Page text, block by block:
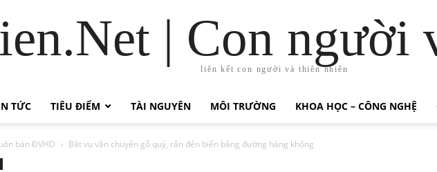
| Con người
liên kết con người và thiên nhiên
TỨC TIÊU ĐIỂM TÀI NGUYÊN MÔI TRƯỜNG KHOA HỌC – CÔNG NGHỆ
bán ĐVHD Bắt vụ vận chuyển gỗ quý, rắn đẻn biển bằng đường hàng không